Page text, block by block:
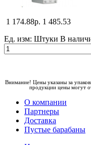
1 174.88р. 1 485.53
Ед. изм: Штуки В
Внимание! Цены указаны за
продукции цены могут
О компании
Партнеры
Доставка
Пустые барабаны